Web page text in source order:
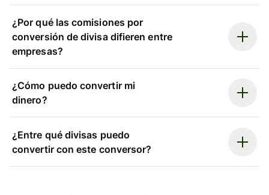
¿Por qué las comisiones por
conversión de divisa difieren entre
empresas?
¿Cómo puedo convertir mi
dinero?
¿Entre qué divisas puedo
convertir con este conversor?